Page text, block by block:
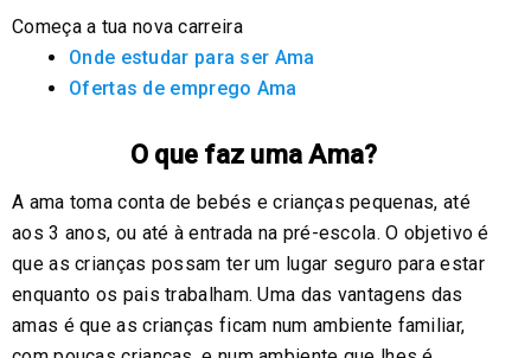
Começa a tua nova carreira
Onde estudar para ser Ama
Ofertas de emprego Ama
O que faz uma Ama?
A ama toma conta de bebés e crianças pequenas, até
aos 3 anos, ou até à entrada na pré-escola. O objetivo é
que as crianças possam ter um lugar seguro para estar
enquanto os pais trabalham. Uma das vantagens das
amas é que as crianças ficam num ambiente familiar,